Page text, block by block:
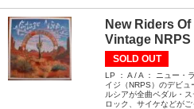
New Riders
Vintage NRPS
SOLD OUT
LP ： A / A ： ニュー・
イジ（NRPS）のデビ
ルシアが全曲ペダル・
ロック、サイケなどが